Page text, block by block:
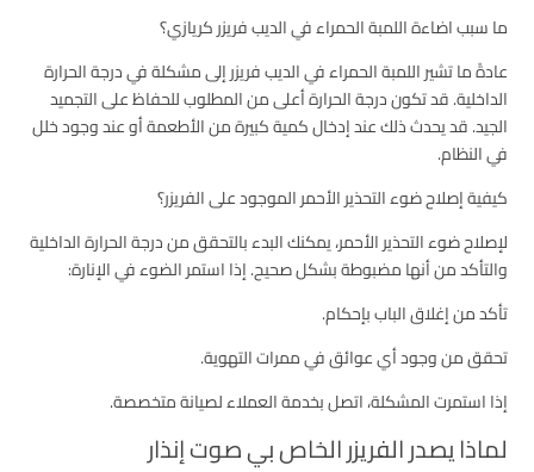
ما سبب اضاءة اللمبة الحمراء في الديب فريزر كريازي؟
عادةً ما تشير اللمبة الحمراء في الديب فريزر إلى مشكلة في درجة الحرارة
الداخلية. قد تكون درجة الحرارة أعلى من المطلوب للحفاظ على التجميد
الجيد. قد يحدث ذلك عند إدخال كمية كبيرة من الأطعمة أو عند وجود خلل
في النظام.
كيفية إصلاح ضوء التحذير الأحمر الموجود على الفريزر؟
لإصلاح ضوء التحذير الأحمر، يمكنك البدء بالتحقق من درجة الحرارة الداخلية
والتأكد من أنها مضبوطة بشكل صحيح. إذا استمر الضوء في الإنارة:
تأكد من إغلاق الباب بإحكام.
تحقق من وجود أي عوائق في ممرات التهوية.
إذا استمرت المشكلة، اتصل بخدمة العملاء لصيانة متخصصة.
لماذا يصدر الفريزر الخاص بي صوت إنذار